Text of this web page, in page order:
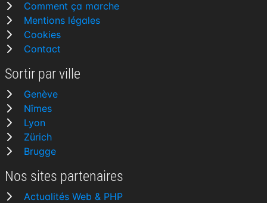
Comment ça marche
Mentions légales
Cookies
Contact
Sortir par ville
Genève
Nîmes
Lyon
Zürich
Brugge
Nos sites partenaires
Actualités Web & PHP